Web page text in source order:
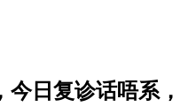
日复诊话唔系，